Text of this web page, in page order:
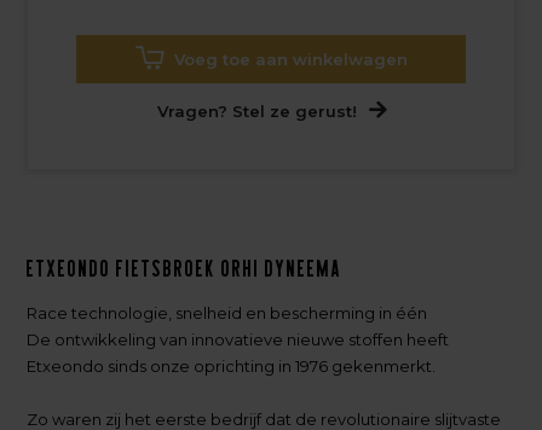
Voeg toe aan winkelwagen
Vragen? Stel ze gerust!
Etxeondo Fietsbroek Orhi Dyneema
Race technologie, snelheid en bescherming in één
De ontwikkeling van innovatieve nieuwe stoffen heeft
Etxeondo sinds onze oprichting in 1976 gekenmerkt.
Zo waren zij het eerste bedrijf dat de revolutionaire slijtvaste